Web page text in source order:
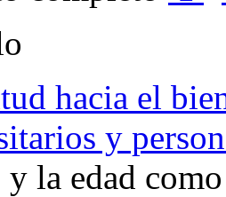
hacia el
y
y la edad